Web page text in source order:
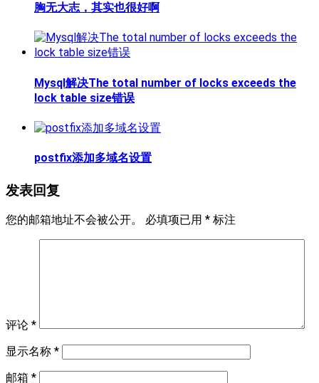
胸无大志，其实也很好啊
Mysql解决The total number of locks exceeds the
lock table size错误
postfix添加多域名设置
发表回复
您的邮箱地址不会被公开。 必填项已用 * 标注
评论 *
显示名称 *
邮箱 *